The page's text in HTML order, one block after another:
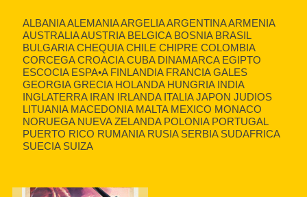
ALBANIA ALEMANIA ARGELIA ARGENTINA ARMENIA
AUSTRALIA AUSTRIA BELGICA BOSNIA BRASIL
BULGARIA CHEQUIA CHILE CHIPRE COLOMBIA
CORCEGA CROACIA CUBA DINAMARCA EGIPTO
ESCOCIA ESPA•A FINLANDIA FRANCIA GALES
GEORGIA GRECIA HOLANDA HUNGRIA INDIA
INGLATERRA IRAN IRLANDA ITALIA JAPON JUDIOS
LITUANIA MACEDONIA MALTA MEXICO MONACO
NORUEGA NUEVA ZELANDA POLONIA PORTUGAL
PUERTO RICO RUMANIA RUSIA SERBIA SUDAFRICA
SUECIA SUIZA